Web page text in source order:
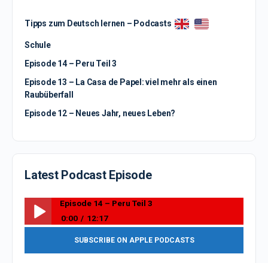
Tipps zum Deutsch lernen – Podcasts
Schule
Episode 14 – Peru Teil 3
Episode 13 – La Casa de Papel: viel mehr als einen
Raubüberfall
Episode 12 – Neues Jahr, neues Leben?
Latest Podcast Episode
Episode 14 – Peru Teil 3
0:00
12:17
Episode 14 – Peru Teil 3
SUBSCRIBE ON APPLE PODCASTS